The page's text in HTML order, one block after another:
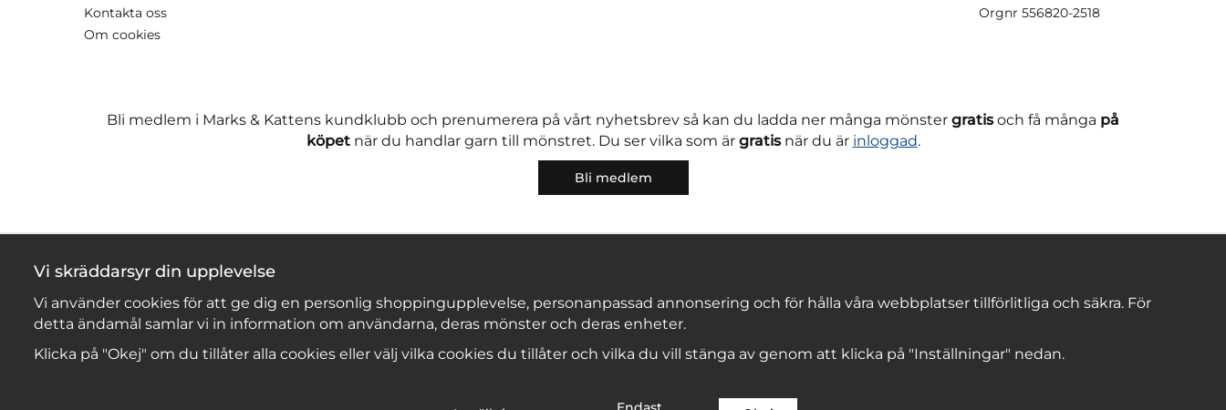
Kontakta oss
Om cookies
Orgnr 556820-2518
Bli medlem i Marks & Kattens kundklubb och prenumerera på vårt nyhetsbrev så kan du ladda ner många mönster gratisoch få många på
köpetnär du handlar garn till mönstret. Du ser vilka som är gratisnär du är inloggad.
Bli medlem
Copyright © 2026, Marks & Kattens AB
Vi skräddarsyr din upplevelse
Vi använder cookies för att ge dig en personlig shoppingupplevelse, personanpassad annonsering och för hålla våra webbplatser tillförlitliga och säkra. För
detta ändamål samlar vi in information om användarna, deras mönster och deras enheter.
Klicka på "Okej" om du tillåter alla cookies eller välj vilka cookies du tillåter och vilka du vill stänga av genom att klicka på "Inställningar" nedan.